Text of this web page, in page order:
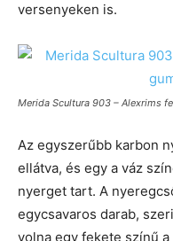
versenyeken is.
Merida Scultura 903 – Alexrims
Az egyszerűbb karbon
ellátva, és egy a váz
nyerget tart. A
egycsavaros darab,
volna egy fekete színű